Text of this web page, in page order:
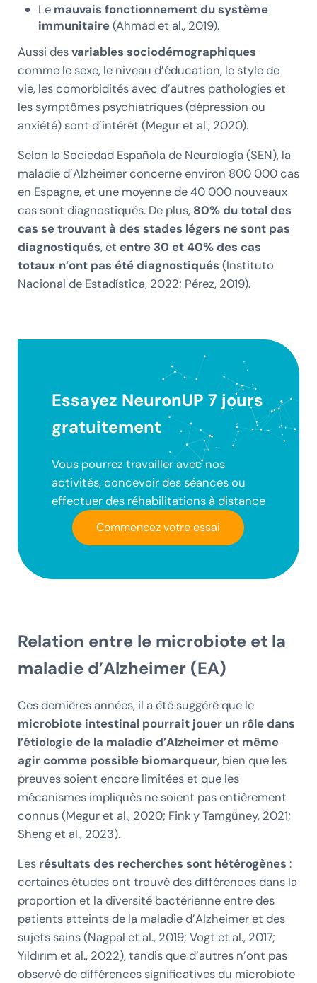
Le mauvais fonctionnement du système
immunitaire(Ahmad et al., 2019).
Aussi desvariables sociodémographiques
comme le sexe, le niveau d’éducation, le style de
vie, les comorbidités avec d’autres pathologies et
les symptômes psychiatriques (dépression ou
anxiété) sont d’intérêt (Megur et al., 2020).
Selon la Sociedad Española de Neurología (SEN), la
maladie d’Alzheimer concerne environ 800 000 cas
en Espagne, et une moyenne de 40 000 nouveaux
cas sont diagnostiqués. De plus, 80% du total des
cas se trouvant à des stades légers ne sont pas
diagnostiqués, et entre 30 et 40% des cas
totaux n’ont pas été diagnostiqués (Instituto
Nacional de Estadística, 2022; Pérez, 2019).
Essayez NeuronUP 7 jours
gratuitement
Vous pourrez travailler avec nos
activités, concevoir des séances ou
effectuer des réhabilitations à distance
Commencez votre essai
Relation entre le microbiote et la
maladie d’Alzheimer (EA)
Ces dernières années, il a été suggéré que le
microbiote intestinal pourrait jouer un rôle dans
l’étiologie de la maladie d’Alzheimer et même
agir comme possible biomarqueur, bien que les
preuves soient encore limitées et que les
mécanismes impliqués ne soient pas entièrement
connus (Megur et al., 2020; Fink y Tamgüney, 2021;
Sheng et al., 2023).
Les résultats des recherches sont hétérogènes :
certaines études ont trouvé des différences dans la
proportion et la diversité bactérienne entre des
patients atteints de la maladie d’Alzheimer et des
sujets sains (Nagpal et al., 2019; Vogt et al., 2017;
Yıldırım et al., 2022), tandis que d’autres n’ont pas
observé de différences significatives du microbiote